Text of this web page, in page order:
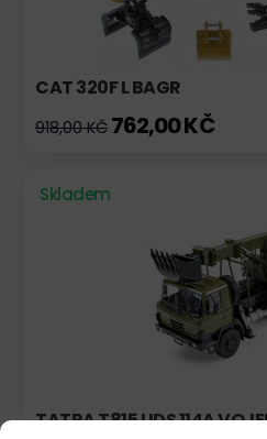
CAT 320F L BAGR
918,00 KČ 762,00 KČ
Skladem
TATRA T815 UDS 114A